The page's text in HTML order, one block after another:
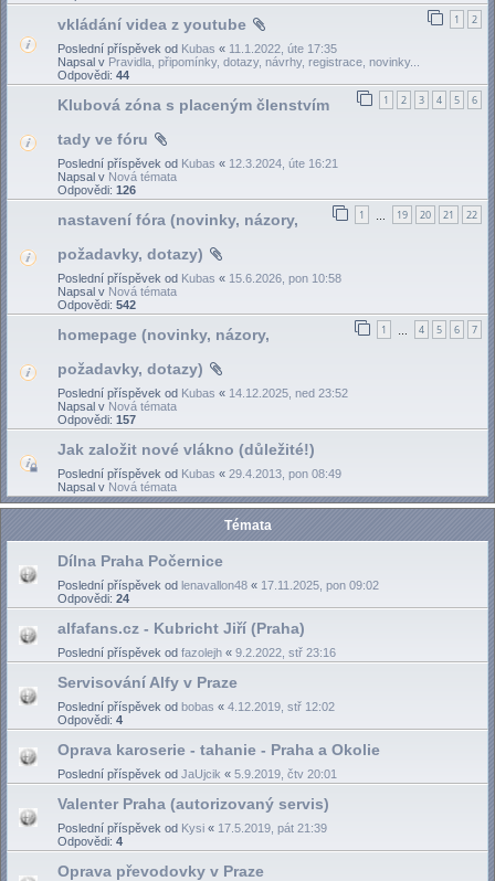
1 2
vkládání videa z youtube
Poslední příspěvek od Kubas « 11.1.2022, úte 17:35
Napsal v Pravidla, připomínky, dotazy, návrhy, registrace, novinky...
Odpovědi: 44
1 2 3 4 5 6
Klubová zóna s placeným členstvím
tady ve fóru
Poslední příspěvek od Kubas « 12.3.2024, úte 16:21
Napsal v Nová témata
Odpovědi: 126
1 19 20 21 22
nastavení fóra (novinky, názory,
požadavky, dotazy)
Poslední příspěvek od Kubas « 15.6.2026, pon 10:58
Napsal v Nová témata
Odpovědi: 542
1 4 5 6 7
homepage (novinky, názory,
požadavky, dotazy)
Poslední příspěvek od Kubas « 14.12.2025, ned 23:52
Napsal v Nová témata
Odpovědi: 157
Jak založit nové vlákno (důležité!)
Poslední příspěvek od Kubas « 29.4.2013, pon 08:49
Napsal v Nová témata
Témata
Dílna Praha Počernice
Poslední příspěvek od lenavallon48 « 17.11.2025, pon 09:02
Odpovědi: 24
alfafans.cz - Kubricht Jiří (Praha)
Poslední příspěvek od fazolejh « 9.2.2022, stř 23:16
Servisování Alfy v Praze
Poslední příspěvek od bobas « 4.12.2019, stř 12:02
Odpovědi: 4
Oprava karoserie - tahanie - Praha a Okolie
Poslední příspěvek od JaUjcik « 5.9.2019, čtv 20:01
Valenter Praha (autorizovaný servis)
Poslední příspěvek od Kysi « 17.5.2019, pát 21:39
Odpovědi: 4
Oprava převodovky v Praze